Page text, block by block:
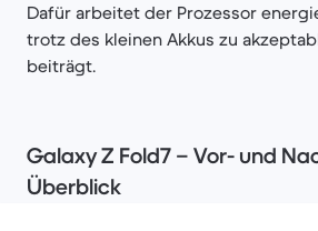
Dafür arbeitet der Prozessor
trotz des kleinen Akkus zu
beiträgt.
Galaxy Z Fold7 – Vor- und
Überblick